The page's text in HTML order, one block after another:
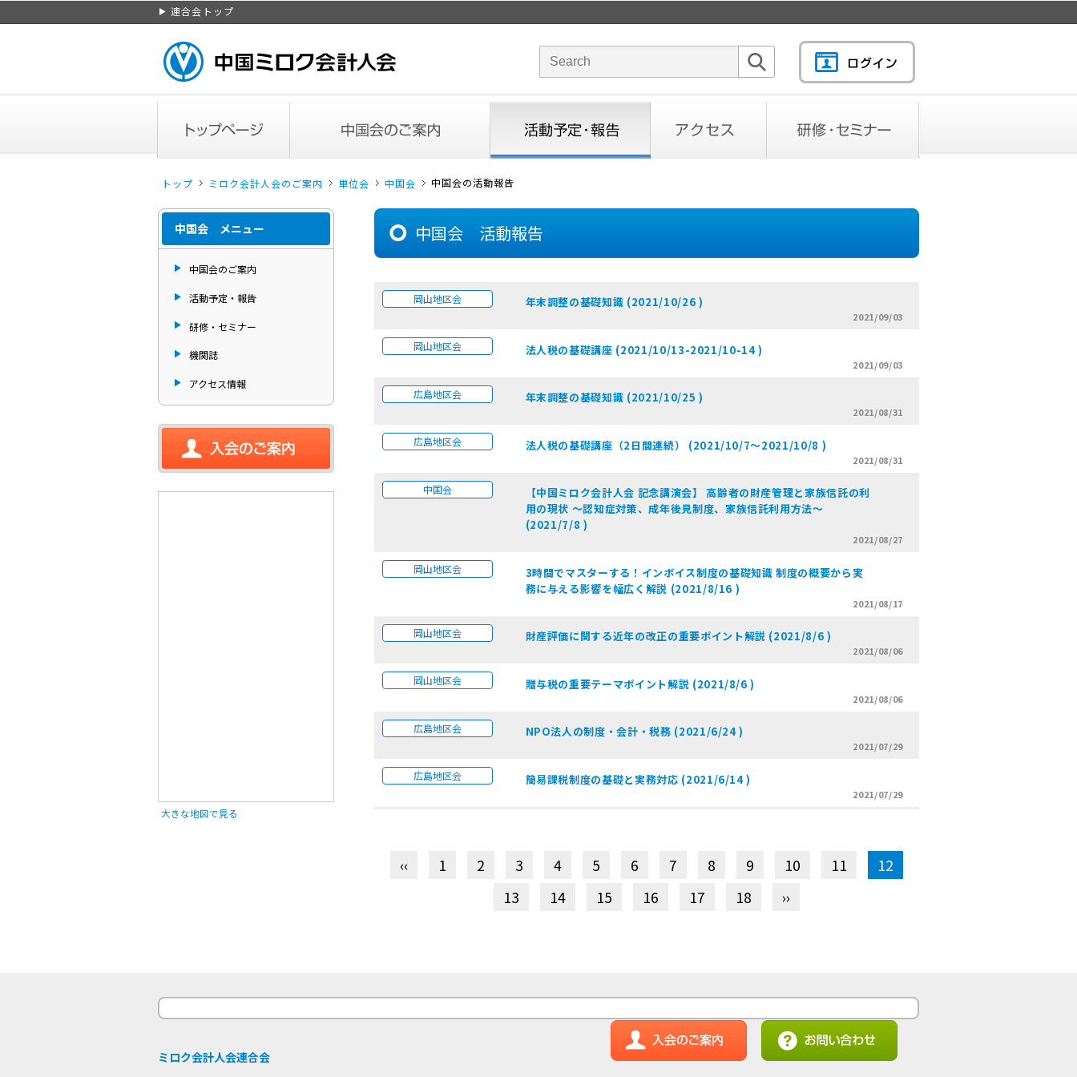
連合会トップ
サイト内検索のキーワード
トップ ミロク会計人会のご案内 単位会 中国会 中国会の活動報告
中国会 メニュー
中国会のご案内
活動予定・報告
研修・セミナー
機関誌
アクセス情報
入会のご案内
大きな地図で見る
中国会 活動報告
岡山地区会 年末調整の基礎知識 (2021/10/26 )
2021/09/03
岡山地区会 法人税の基礎講座 (2021/10/13-2021/10-14 )
2021/09/03
広島地区会 年末調整の基礎知識 (2021/10/25 )
2021/08/31
広島地区会 法人税の基礎講座（2日間連続） (2021/10/7～2021/10/8 )
2021/08/31
中国会
【中国ミロク会計人会 記念講演会】 高齢者の財産管理と家族信託の利
用の現状 ～認知症対策、成年後見制度、家族信託利用方法～
(2021/7/8 )
2021/08/27
岡山地区会
3時間でマスターする！インボイス制度の基礎知識 制度の概要から実
務に与える影響を幅広く解説 (2021/8/16 )
2021/08/17
岡山地区会 財産評価に関する近年の改正の重要ポイント解説 (2021/8/6 )
2021/08/06
岡山地区会 贈与税の重要テーマポイント解説 (2021/8/6 )
2021/08/06
広島地区会 NPO法人の制度・会計・税務 (2021/6/24 )
2021/07/29
広島地区会 簡易課税制度の基礎と実務対応 (2021/6/14 )
2021/07/29
‹‹ 1 2 3 4 5 6 7 8 9 10 11
12
13
14 15 16 17 18 ››
ミロク会計人会連合会